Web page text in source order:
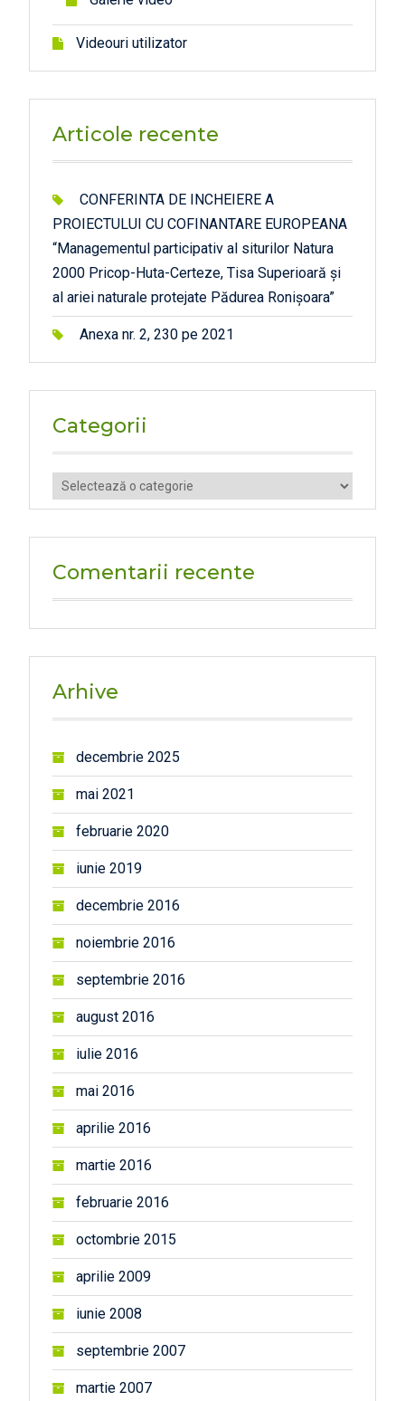
Videouri utilizator
Articole recente
CONFERINTA DE INCHEIERE A
PROIECTULUI CU COFINANTARE EUROPEANA
“Managementul participativ al siturilor Natura
2000 Pricop-Huta-Certeze, Tisa Superioară și
al ariei naturale protejate Pădurea Ronișoara”
Anexa nr. 2, 230 pe 2021
Categorii
Categorii
Comentarii recente
Arhive
decembrie 2025
mai 2021
februarie 2020
iunie 2019
decembrie 2016
noiembrie 2016
septembrie 2016
august 2016
iulie 2016
mai 2016
aprilie 2016
martie 2016
februarie 2016
octombrie 2015
aprilie 2009
iunie 2008
septembrie 2007
martie 2007